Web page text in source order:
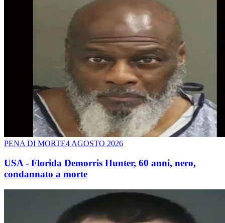
PENA DI MORTE4 AGOSTO 2026
USA - Florida Demorris Hunter, 60 anni, nero,
condannato a morte